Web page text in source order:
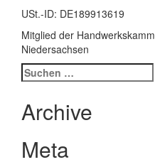
USt.-ID: DE189913619
Mitglied der
Niedersachsen
Suchen
nach:
Archive
Meta